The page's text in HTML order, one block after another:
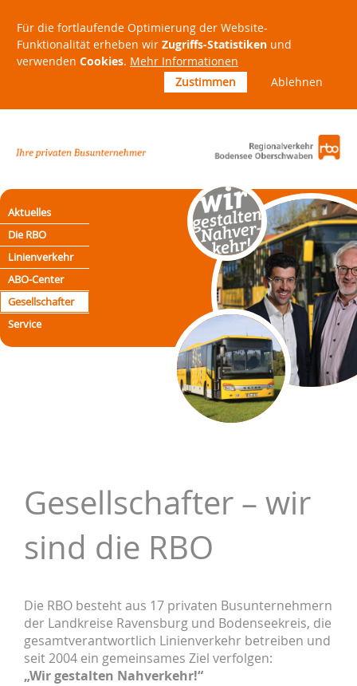
Für die fortlaufende Optimierung der Website-
Funktionalität erheben wir Zugriffs-Statistiken und
verwenden Cookies. Mehr Informationen
Zustimmen
Ablehnen
Aktuelles
Die RBO
Linienverkehr
ABO-Center
Gesellschafter
Service
Gesellschafter – wir
sind die RBO
Die RBO besteht aus 17 privaten Busunternehmern
der Landkreise Ravensburg und Bodenseekreis, die
gesamtverantwortlich Linienverkehr betreiben und
seit 2004 ein gemeinsames Ziel verfolgen:
„Wir gestalten Nahverkehr!“